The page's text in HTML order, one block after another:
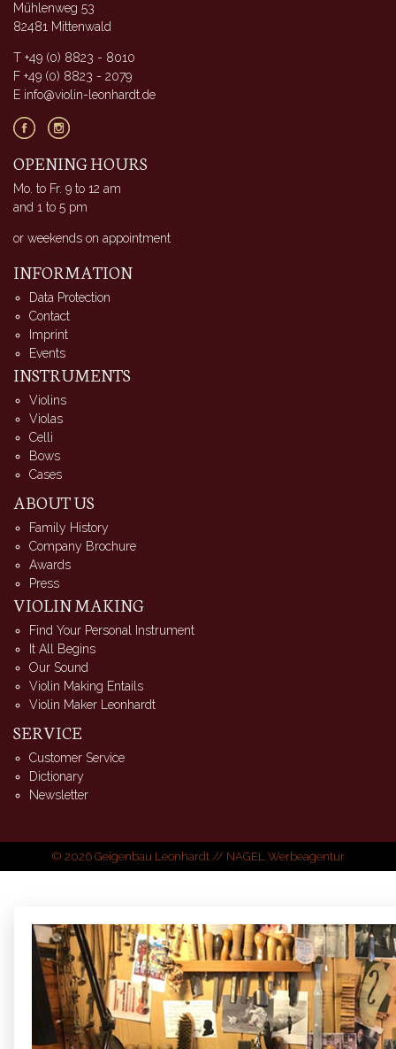
Mühlenweg 53
82481 Mittenwald
T +49 (0) 8823 - 8010
F +49 (0) 8823 - 2079
E info@violin-leonhardt.de
OPENING HOURS
Mo. to Fr. 9 to 12 am
and 1 to 5 pm
or weekends on appointment
INFORMATION
Data Protection
Contact
Imprint
Events
INSTRUMENTS
Violins
Violas
Celli
Bows
Cases
ABOUT US
Family History
Company Brochure
Awards
Press
VIOLIN MAKING
Find Your Personal Instrument
It All Begins
Our Sound
Violin Making Entails
Violin Maker Leonhardt
SERVICE
Customer Service
Dictionary
Newsletter
© 2026 Geigenbau Leonhardt // NAGEL Werbeagentur